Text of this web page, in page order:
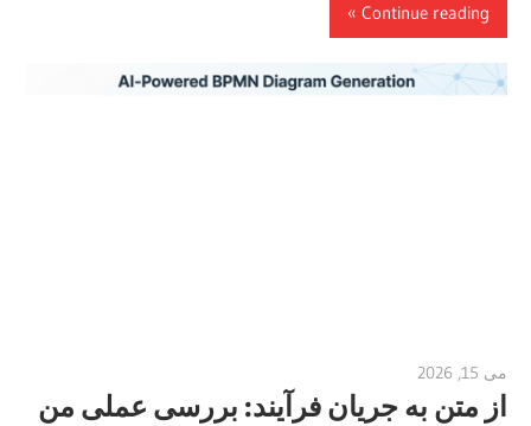
Continue reading
می 15, 2026
از متن به جریان فرآیند: بررسی عملی من